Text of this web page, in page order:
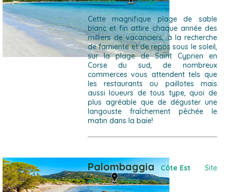
Cette magnifique plage de sable
blanc et fin attire chaque année des
milliers de vacanciers, à la recherche
de farniente et de repos sous le soleil,
sur la plage de Saint Cyprien en
Corse du sud, de nombreux
commerces vous attendent tels que
les restaurants ou paillotes mais
aussi loueurs de tous type, quoi de
plus agréable que de déguster une
langouste fraîchement pêchée le
matin dans la baie!
PalombaggiaCôte Est
Site
web
maps